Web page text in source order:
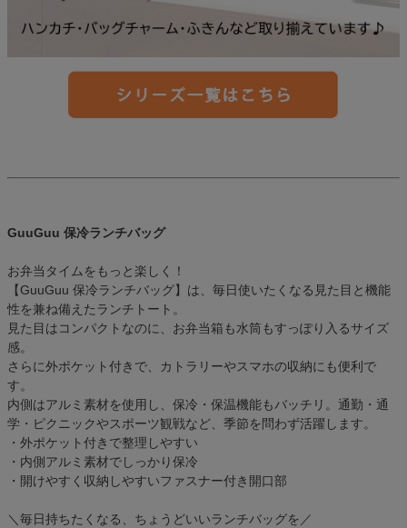
GuuGuu 保冷ランチバッグ
お弁当タイムをもっと楽しく！
【GuuGuu 保冷ランチバッグ】は、毎日使いたくなる見た目と機能
性を兼ね備えたランチトート。
見た目はコンパクトなのに、お弁当箱も水筒もすっぽり入るサイズ
感。
さらに外ポケット付きで、カトラリーやスマホの収納にも便利で
す。
内側はアルミ素材を使用し、保冷・保温機能もバッチリ。通勤・通
学・ピクニックやスポーツ観戦など、季節を問わず活躍します。
・外ポケット付きで整理しやすい
・内側アルミ素材でしっかり保冷
・開けやすく収納しやすいファスナー付き開口部
＼毎日持ちたくなる、ちょうどいいランチバッグを／